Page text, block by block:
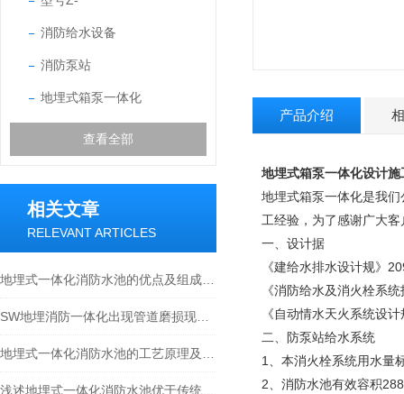
消防给水设备
消防泵站
地埋式箱泵一体化
查看全部
相关文章
RELEVANT ARTICLES
产品介绍
地埋式箱泵一体化设计施
地埋式箱泵一体化是我
工经验，为了感谢广大
一、设计据
《建给水排水设计规》
《消防给水及消火栓系
《自动情水天火系统设
二、防泵站给水系统
1、本消火栓系统用水量
2、消防水池有效容积